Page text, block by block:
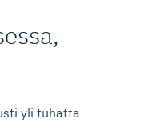
yli tuhatta